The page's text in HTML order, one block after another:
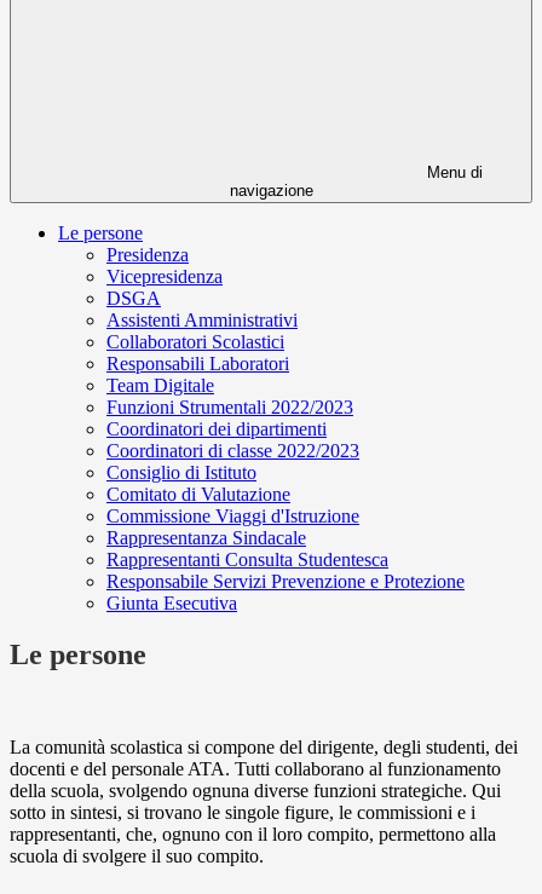
Menu di
navigazione
Le persone
Presidenza
Vicepresidenza
DSGA
Assistenti Amministrativi
Collaboratori Scolastici
Responsabili Laboratori
Team Digitale
Funzioni Strumentali 2022/2023
Coordinatori dei dipartimenti
Coordinatori di classe 2022/2023
Consiglio di Istituto
Comitato di Valutazione
Commissione Viaggi d'Istruzione
Rappresentanza Sindacale
Rappresentanti Consulta Studentesca
Responsabile Servizi Prevenzione e Protezione
Giunta Esecutiva
Le persone
La comunità scolastica si compone del dirigente, degli studenti, dei
docenti e del personale ATA. Tutti collaborano al funzionamento
della scuola, svolgendo ognuna diverse funzioni strategiche. Qui
sotto in sintesi, si trovano le singole figure, le commissioni e i
rappresentanti, che, ognuno con il loro compito, permettono alla
scuola di svolgere il suo compito.